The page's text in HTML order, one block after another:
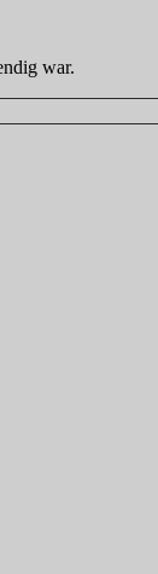
war.